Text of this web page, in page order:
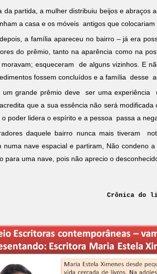
da partida, a mulher distribuiu beijos e abraços
a casa e os móveis antigos que colocariam
a família apareceu no bairro – já era
do prêmio, tanto na aparência como na
esqueceram de alguns vizinhos. E
fossem concluídos e a família desse
um grande prêmio deve ser uma
que a sua essência não será
o poder lidera o espírito e a pessoa passa a
daquele bairro nunca mais tiveram
numa nave espacial e partiram, Não condeno
para uma nave, pois não aprecio o
Crônica do